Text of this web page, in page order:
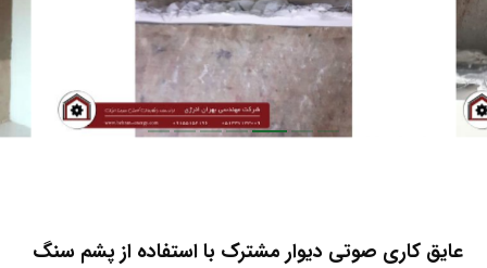
عایق کاری صوتی دیوار مشترک با استفاده از پشم سنگ